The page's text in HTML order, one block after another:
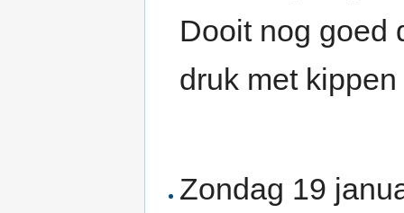
Dooit nog goed
druk met
Zondag 19